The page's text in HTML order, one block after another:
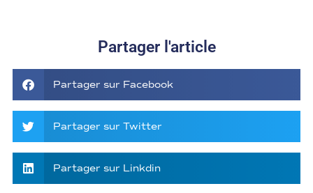
Partager l'article
Partager sur Facebook
Partager sur Twitter
Partager sur Linkdin